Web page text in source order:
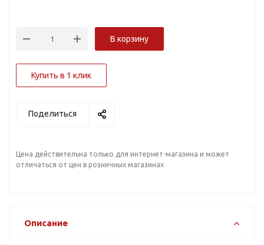
В корзину
Купить в 1 клик
Поделиться
Цена действительна только для интернет-магазина и может
отличаться от цен в розничных магазинах
Описание